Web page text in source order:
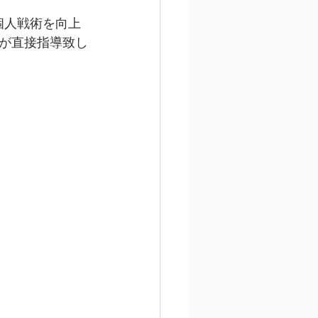
戦術を向上
直接指導致し